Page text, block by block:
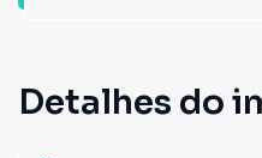
Detalhes do